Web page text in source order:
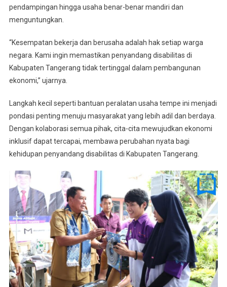
pendampingan hingga usaha benar-benar mandiri dan
menguntungkan.
“Kesempatan bekerja dan berusaha adalah hak setiap warga
negara. Kami ingin memastikan penyandang disabilitas di
Kabupaten Tangerang tidak tertinggal dalam pembangunan
ekonomi,” ujarnya.
Langkah kecil seperti bantuan peralatan usaha tempe ini menjadi
pondasi penting menuju masyarakat yang lebih adil dan berdaya.
Dengan kolaborasi semua pihak, cita-cita mewujudkan ekonomi
inklusif dapat tercapai, membawa perubahan nyata bagi
kehidupan penyandang disabilitas di Kabupaten Tangerang.